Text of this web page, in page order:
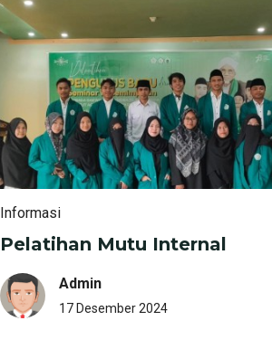
Informasi
Pelatihan Mutu Internal
Admin
17 Desember 2024